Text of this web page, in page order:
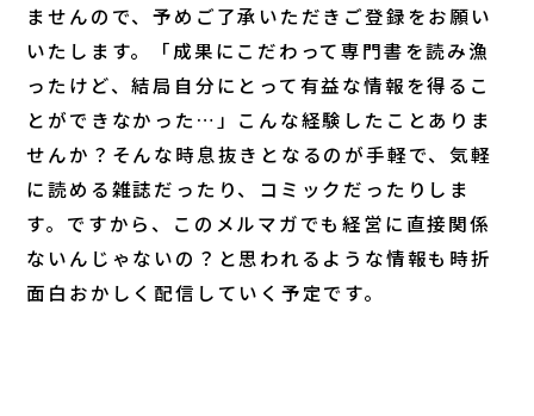
ませんので、予めご了承いただきご登録をお願い
いたします。「成果にこだわって専門書を読み漁
ったけど、結局自分にとって有益な情報を得るこ
とができなかった…」こんな経験したことありま
せんか？そんな時息抜きとなるのが手軽で、気軽
に読める雑誌だったり、コミックだったりしま
す。ですから、このメルマガでも経営に直接関係
ないんじゃないの？と思われるような情報も時折
面白おかしく配信していく予定です。